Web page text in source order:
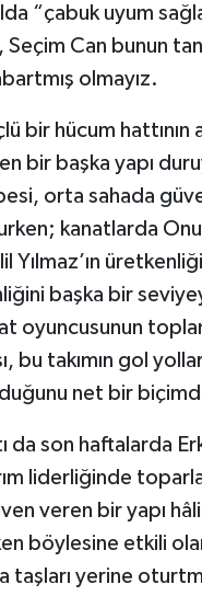
“çabuk uyum
Can bunun
olmayız.
bir hücum hattının
bir başka yapı
orta sahada
kanatlarda
Yılmaz’ın
başka bir
oyuncusunun
bu takımın gol
net bir
da son haftalarda
liderliğinde
veren bir yapı
böylesine etkili
taşları yerine